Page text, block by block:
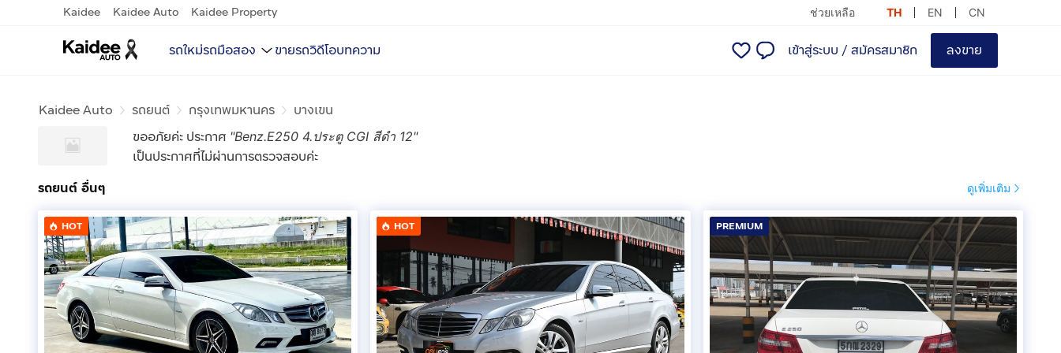
Kaidee Kaidee Auto Kaidee Property ช่วยเหลือ TH EN CN
รถใหม่รถมือสอง ขายรถวิดีโอบทความ เข้าสู่ระบบ / สมัครสมาชิก ลงขาย
Kaidee Auto รถยนต์ กรุงเทพมหานคร
บางเขน
ขออภัยค่ะ ประกาศ "Benz.E250 4.ประตู CGI สีดำ 12"
เป็นประกาศที่ไม่ผ่านการตรวจสอบค่ะ
รถยนต์ อื่นๆ
ดูเพิ่มเติม
HOT HOT PREMIUM